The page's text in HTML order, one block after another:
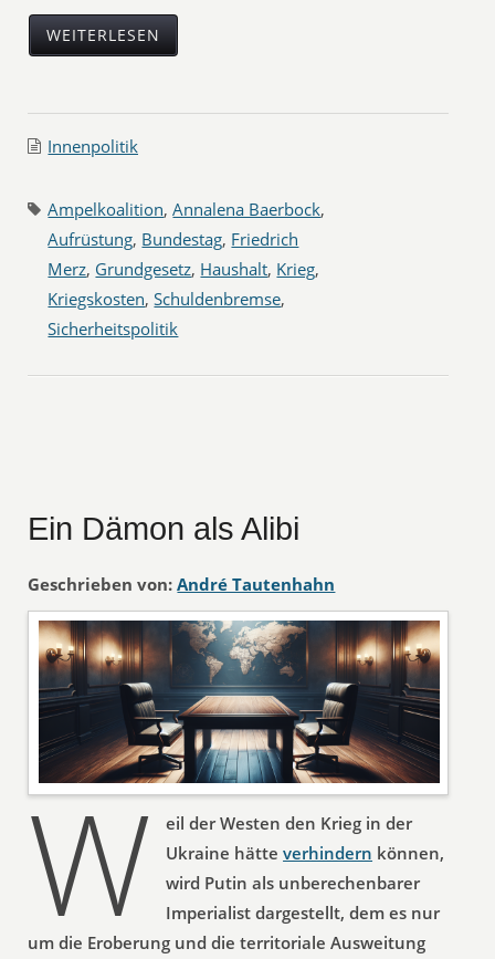
WEITERLESEN
Innenpolitik
Ampelkoalition,Annalena Baerbock,
Aufrüstung, Bundestag, Friedrich
Merz, Grundgesetz, Haushalt, Krieg,
Kriegskosten,Schuldenbremse,
Sicherheitspolitik
Ein Dämon als Alibi
Geschrieben von: André Tautenhahn
W
eil der Westen den Krieg in der
Ukraine hätteverhindern können,
wird Putin als unberechenbarer
Imperialist dargestellt, dem es nur
um die Eroberung und die territoriale Ausweitung